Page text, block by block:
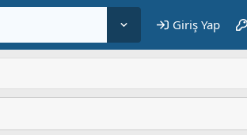
Giriş Yap